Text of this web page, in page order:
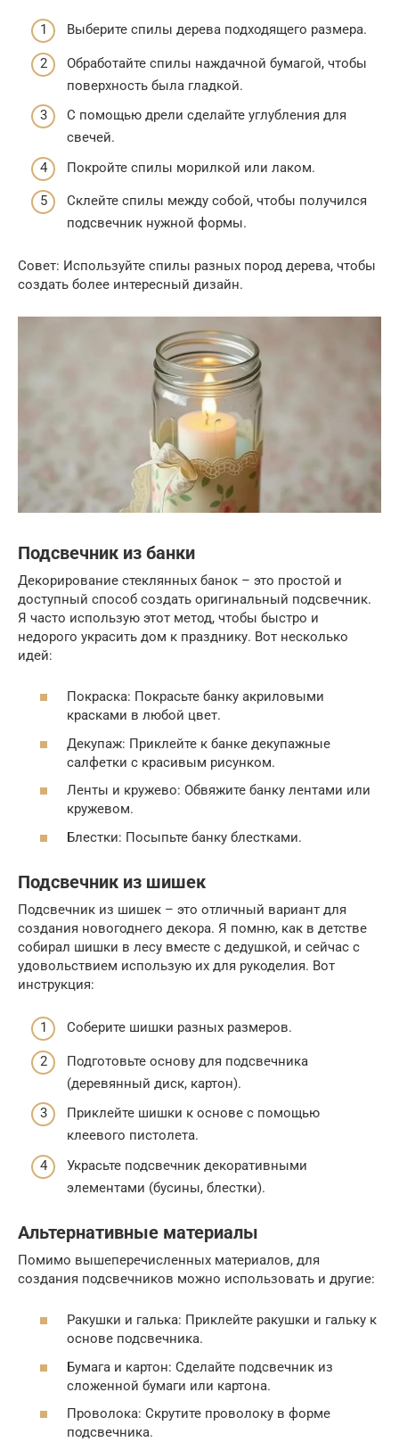
Выберите спилы дерева подходящего размера.
Обработайте спилы наждачной бумагой, чтобы
поверхность была гладкой.
С помощью дрели сделайте углубления для
свечей.
Покройте спилы морилкой или лаком.
Склейте спилы между собой, чтобы получился
подсвечник нужной формы.
Совет: Используйте спилы разных пород дерева, чтобы
создать более интересный дизайн.
Подсвечник из банки
Декорирование стеклянных банок – это простой и
доступный способ создать оригинальный подсвечник.
Я часто использую этот метод, чтобы быстро и
недорого украсить дом к празднику. Вот несколько
идей:
Покраска: Покрасьте банку акриловыми
красками в любой цвет.
Декупаж: Приклейте к банке декупажные
салфетки с красивым рисунком.
Ленты и кружево: Обвяжите банку лентами или
кружевом.
Блестки: Посыпьте банку блестками.
Подсвечник из шишек
Подсвечник из шишек – это отличный вариант для
создания новогоднего декора. Я помню, как в детстве
собирал шишки в лесу вместе с дедушкой, и сейчас с
удовольствием использую их для рукоделия. Вот
инструкция:
Соберите шишки разных размеров.
Подготовьте основу для подсвечника
(деревянный диск, картон).
Приклейте шишки к основе с помощью
клеевого пистолета.
Украсьте подсвечник декоративными
элементами (бусины, блестки).
Альтернативные материалы
Помимо вышеперечисленных материалов, для
создания подсвечников можно использовать и другие:
Ракушки и галька: Приклейте ракушки и гальку к
основе подсвечника.
Бумага и картон: Сделайте подсвечник из
сложенной бумаги или картона.
Проволока: Скрутите проволоку в форме
подсвечника.